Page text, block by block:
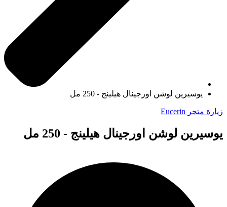
يوسيرين لوشن اورجينال هيلينج - 250 مل
زيارة متجر Eucerin
يوسيرين لوشن اورجينال هيلينج - 250 مل